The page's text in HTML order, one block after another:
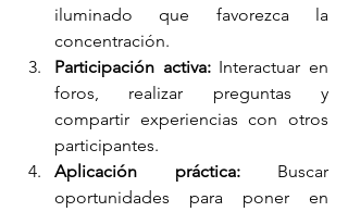
iluminado que favorezca la
concentración.
Participación activa: Interactuar en
foros, realizar preguntas y
compartir experiencias con otros
participantes.
Aplicación práctica: Buscar
oportunidades para poner en